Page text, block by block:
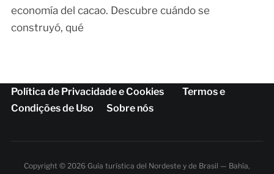
economía del cacao. Descubre cuándo se
construyó, qué
Política de Privacidade e Cookies
Termos e
Condições de Uso
Sobre nós
Copyright © 2026 Guía turística del Nordeste y de Brasil — Bahía,